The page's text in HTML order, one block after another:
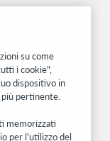
eventi e molto
su come
i cookie",
dispositivo in
pertinente.
memorizzati
per l'utilizzo del